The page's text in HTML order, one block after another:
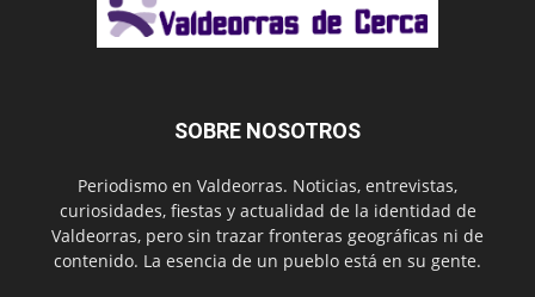
SOBRE NOSOTROS
Periodismo en Valdeorras. Noticias, entrevistas,
curiosidades, fiestas y actualidad de la identidad de
Valdeorras, pero sin trazar fronteras geográficas ni de
contenido. La esencia de un pueblo está en su gente.